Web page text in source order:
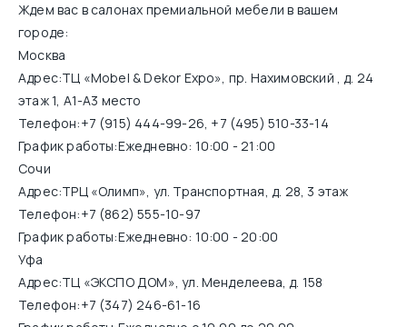
Ждем вас в салонах премиальной мебели в вашем
городе:
Москва
Адрес:ТЦ «Mobel & Dekor Expo», пр. Нахимовский , д. 24
этаж 1, А1-А3 место
Телефон:+7 (915) 444-99-26, +7 (495) 510-33-14
График работы:Ежедневно: 10:00 - 21:00
Сочи
Адрес:ТРЦ «Олимп», ул. Транспортная, д. 28, 3 этаж
Телефон:+7 (862) 555-10-97
График работы:Ежедневно: 10:00 - 20:00
Уфа
Адрес:ТЦ «ЭКСПО ДОМ», ул. Менделеева, д. 158
Телефон:+7 (347) 246-61-16